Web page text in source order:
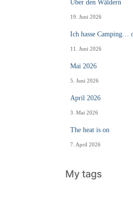
Über den Wäldern
19. Juni 2026
Ich hasse Camping…
11. Juni 2026
Mai 2026
5. Juni 2026
April 2026
3. Mai 2026
The heat is on
7. April 2026
My tags